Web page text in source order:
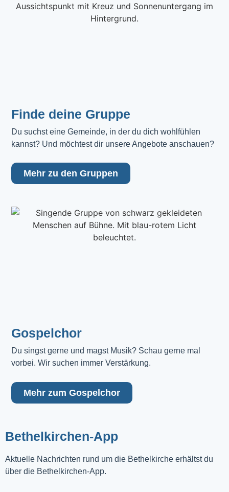
Finde deine Gruppe
Du suchst eine Gemeinde, in der du dich wohlfühlen
kannst? Und möchtest dir unsere Angebote anschauen?
Mehr zu den Gruppen
Gospelchor
Du singst gerne und magst Musik? Schau gerne mal
vorbei. Wir suchen immer Verstärkung.
Mehr zum Gospelchor
Bethelkirchen-App
Aktuelle Nachrichten rund um die Bethelkirche erhältst du
über die Bethelkirchen-App.